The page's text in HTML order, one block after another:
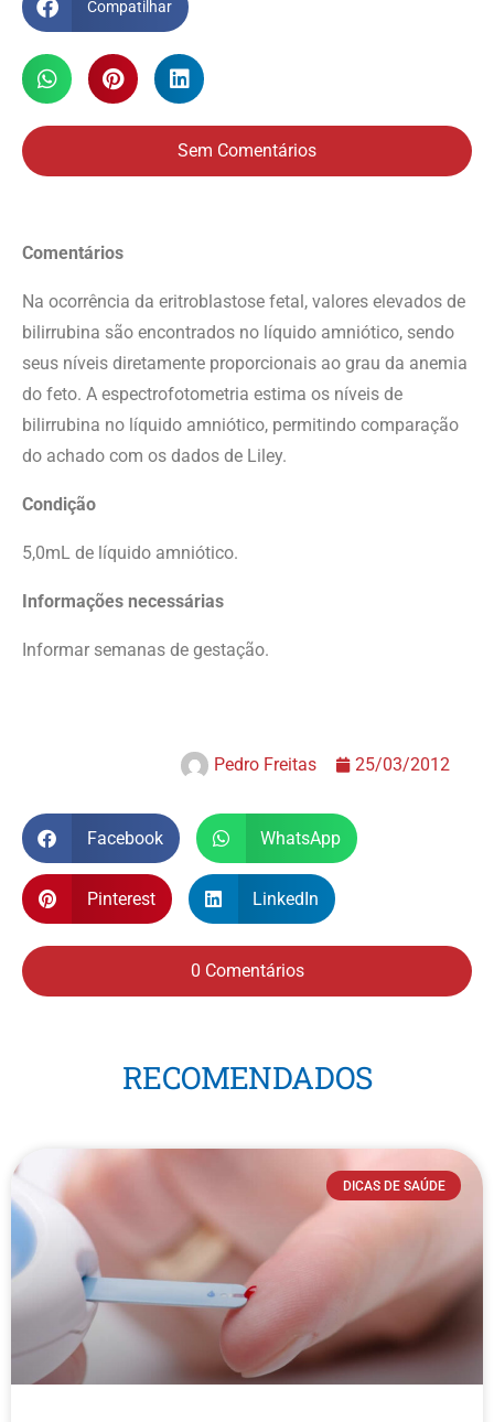
Compatilhar
Sem Comentários
Comentários
Na ocorrência da eritroblastose fetal, valores elevados de
bilirrubina são encontrados no líquido amniótico, sendo
seus níveis diretamente proporcionais ao grau da anemia
do feto. A espectrofotometria estima os níveis de
bilirrubina no líquido amniótico, permitindo comparação
do achado com os dados de Liley.
Condição
5,0mL de líquido amniótico.
Informações necessárias
Informar semanas de gestação.
Pedro Freitas 25/03/2012
Facebook WhatsApp
Pinterest LinkedIn
0 Comentários
RECOMENDADOS
DICAS DE SAÚDE